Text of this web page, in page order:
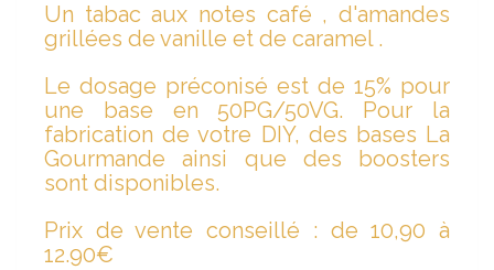
Un tabac aux notes café , d'amandes
grillées de vanille et de caramel .
Le dosage préconisé est de 15% pour
une base en 50PG/50VG. Pour la
fabrication de votre DIY, des bases La
Gourmande ainsi que des boosters
sont disponibles.
Prix de vente conseillé : de 10,90 à
12.90€